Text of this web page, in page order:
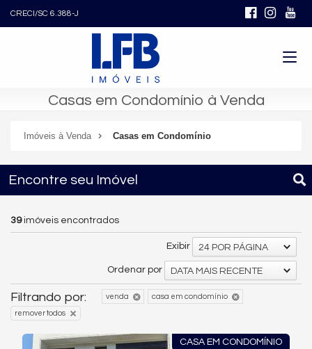
CRECI/SC 6.388-J
Casas em Condomínio à Venda
Imóveis à Venda Casas em Condomínio
Encontre seu Imóvel
39imóveis encontrados
Exibir 24 POR PÁGINA
Ordenar por DATA MAIS RECENTE
Filtrando por: venda casa em condomínio
remover todos
CASA EM CONDOMÍNIO